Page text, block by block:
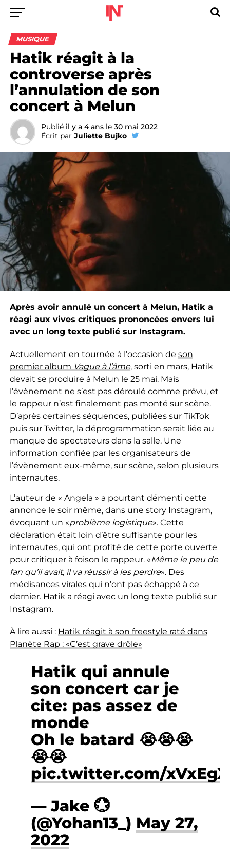
MUSIQUE
Hatik réagit à la
controverse après
l’annulation de son
concert à Melun
Publié il y a 4 ans le 30 mai 2022
Écrit par Juliette Bujko
Après avoir annulé un concert à Melun, Hatik a
réagi aux vives critiques prononcées envers lui
avec un long texte publié sur Instagram.
Actuellement en tournée à l’occasion de son
premier album Vague à l’âme, sorti en mars, Hatik
devait se produire à Melun le 25 mai. Mais
l’évènement ne s’est pas déroulé comme prévu, et
le rappeur n’est finalement pas monté sur scène.
D’après certaines séquences, publiées sur TikTok
puis sur Twitter, la déprogrammation serait liée au
manque de spectateurs dans la salle. Une
information confiée par les organisateurs de
l’évènement eux-même, sur scène, selon plusieurs
internautes.
L’auteur de « Angela » a pourtant démenti cette
annonce le soir même, dans une story Instagram,
évoquant un «problème logistique». Cette
déclaration était loin d’être suffisante pour les
internautes, qui ont profité de cette porte ouverte
pour critiquer à foison le rappeur. «Même le peu de
fan qu’il avait, il va réussir à les perdre». Des
médisances virales qui n’ont pas échappé à ce
dernier. Hatik a réagi avec un long texte publié sur
Instagram.
À lire aussi : Hatik réagit à son freestyle raté dans
Planète Rap : «C’est grave drôle»
Hatik qui annule
son concert car je
cite: pas assez de
monde
Oh le batard 😭😭😭
😭😭
pic.twitter.com/
— Jake 💮
(@Yohan13_) May 27,
2022